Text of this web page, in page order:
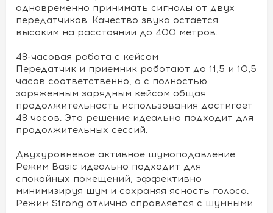
одновременно принимать сигналы от двух
передатчиков. Качество звука остается
высоким на расстоянии до 400 метров.
48-часовая работа с кейсом
Передатчик и приемник работают до 11,5 и 10,5
часов соответственно, а с полностью
заряженным зарядным кейсом общая
продолжительность использования достигает
48 часов. Это решение идеально подходит для
продолжительных сессий.
Двухуровневое активное шумоподавление
Режим Basic идеально подходит для
спокойных помещений, эффективно
минимизируя шум и сохраняя ясность голоса.
Режим Strong отлично справляется с шумными